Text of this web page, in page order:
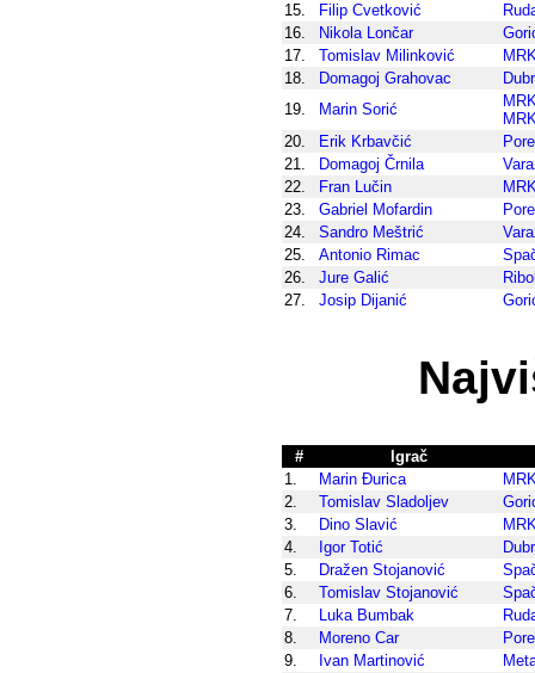
15.
Filip Cvetković
16.
Nikola Lončar
17.
Tomislav Milinković
18.
Domagoj Grahovac
19.
Marin Sorić
20.
Erik Krbavčić
21.
Domagoj Črnila
22.
Fran Lučin
23.
Gabriel Mofardin
24.
Sandro Meštrić
25.
Antonio Rimac
26.
Jure Galić
27.
Josip Dijanić
#
Igrač
1.
Marin Đurica
2.
Tomislav Sladoljev
3.
Dino Slavić
4.
Igor Totić
5.
Dražen Stojanović
6.
Tomislav Stojanović
7.
Luka Bumbak
8.
Moreno Car
9.
Ivan Martinović